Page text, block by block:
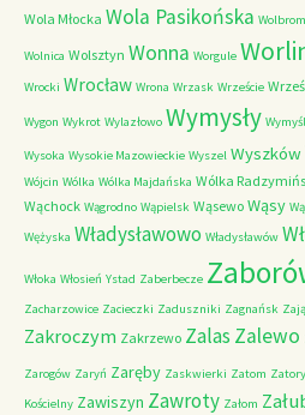
Wola Młocka Wola Pasikońska Wolbrom
Wolnica Wolsztyn Wonna Worgule
Wrocki Wrocław Wrona Wrzask Wrzeście
Wygon Wykrot Wylazłowo Wymysły
Wysoka Wysokie Mazowieckie Wyszel Wyszków
Wójcin Wólka Wólka Majdańska Wólka
Wąchock Wągrodno Wąpielsk Wąsewo Wąsy
Wężyska Władysławowo Władysławów
Włoka Włosień Ystad Zaberbecze
Zacharzowice Zacieczki Zaduszniki Zagnańsk
Zakroczym Zakrzewo ZalasZalewo
Zarogów Zaryń Zaręby Zaskwierki Zatom Zatory
Kościelny Zawiszyn Zawroty Załom